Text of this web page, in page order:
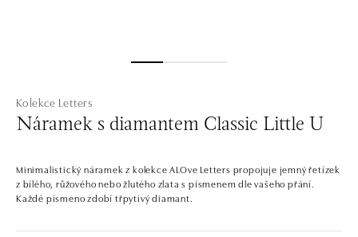
Kolekce Letters
Náramek s diamantem Classic Little U
Minimalistický náramek z kolekce ALOve Letters propojuje jemný řetízek
z bílého, růžového nebo žlutého zlata s písmenem dle vašeho přání.
Každé písmeno zdobí třpytivý diamant.